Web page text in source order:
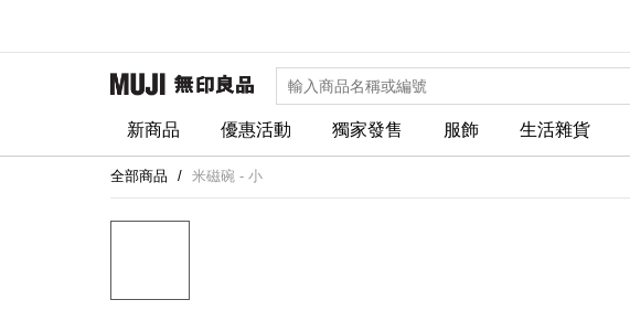
新商品 優惠活動 獨家發售 服飾 生活雜貨
全部商品 米磁碗 - 小